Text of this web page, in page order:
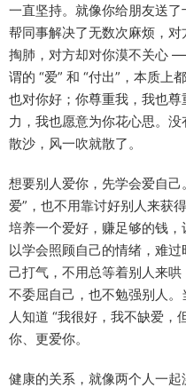
一直坚持。就像你给朋友送
帮同事解决了无数次麻烦，
掏肺，对方却对你漠不关心
谓的 “爱” 和 “付出”，本质上
也对你好；你尊重我，我也
力，我也愿意为你花心思。
散沙，风一吹就散了。​
想要别人爱你，先学会爱自
爱”，也不用靠讨好别人来获
培养一个爱好，赚足够的钱
以学会照顾自己的情绪，难
己打气，不用总等着别人来哄
不委屈自己，也不勉强别人
人知道 “我很好，我不缺爱，
你、更爱你。​
健康的关系，就像两个人一起